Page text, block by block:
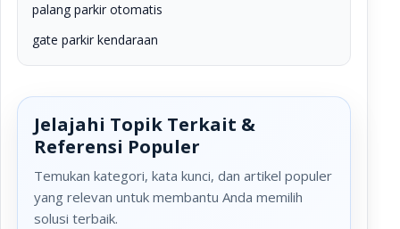
palang parkir otomatis
gate parkir kendaraan
Jelajahi Topik Terkait &
Referensi Populer
Temukan kategori, kata kunci, dan artikel populer
yang relevan untuk membantu Anda memilih
solusi terbaik.